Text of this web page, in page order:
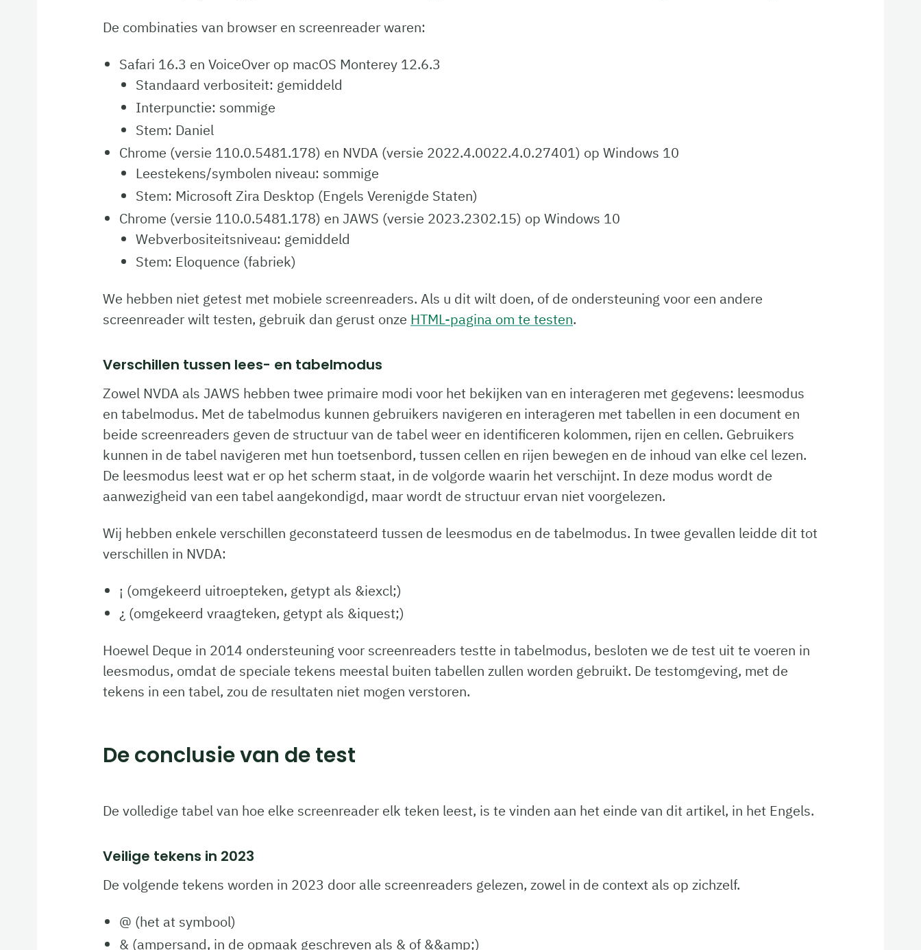
De combinaties van browser en screenreader waren:
Safari 16.3 en VoiceOver op macOS Monterey 12.6.3
Standaard verbositeit: gemiddeld
Interpunctie: sommige
Stem: Daniel
Chrome (versie 110.0.5481.178) en NVDA (versie 2022.4.0022.4.0.27401) op Windows 10
Leestekens/symbolen niveau: sommige
Stem: Microsoft Zira Desktop (Engels Verenigde Staten)
Chrome (versie 110.0.5481.178) en JAWS (versie 2023.2302.15) op Windows 10
Webverbositeitsniveau: gemiddeld
Stem: Eloquence (fabriek)
We hebben niet getest met mobiele screenreaders. Als u dit wilt doen, of de ondersteuning voor een andere
screenreader wilt testen, gebruik dan gerust onze HTML-pagina om te testen.
Verschillen tussen lees- en tabelmodus
Zowel NVDA als JAWS hebben twee primaire modi voor het bekijken van en interageren met gegevens: leesmodus
en tabelmodus. Met de tabelmodus kunnen gebruikers navigeren en interageren met tabellen in een document en
beide screenreaders geven de structuur van de tabel weer en identificeren kolommen, rijen en cellen. Gebruikers
kunnen in de tabel navigeren met hun toetsenbord, tussen cellen en rijen bewegen en de inhoud van elke cel lezen.
De leesmodus leest wat er op het scherm staat, in de volgorde waarin het verschijnt. In deze modus wordt de
aanwezigheid van een tabel aangekondigd, maar wordt de structuur ervan niet voorgelezen.
Wij hebben enkele verschillen geconstateerd tussen de leesmodus en de tabelmodus. In twee gevallen leidde dit tot
verschillen in NVDA:
¡ (omgekeerd uitroepteken, getypt als &iexcl;)
¿ (omgekeerd vraagteken, getypt als &iquest;)
Hoewel Deque in 2014 ondersteuning voor screenreaders testte in tabelmodus, besloten we de test uit te voeren in
leesmodus, omdat de speciale tekens meestal buiten tabellen zullen worden gebruikt. De testomgeving, met de
tekens in een tabel, zou de resultaten niet mogen verstoren.
De conclusie van de test
De volledige tabel van hoe elke screenreader elk teken leest, is te vinden aan het einde van dit artikel, in het Engels.
Veilige tekens in 2023
De volgende tekens worden in 2023 door alle screenreaders gelezen, zowel in de context als op zichzelf.
@ (het at symbool)
& (ampersand, in de opmaak geschreven als & of &&amp;)